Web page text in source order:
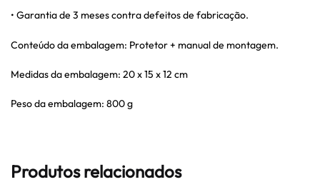
• Garantia de 3 meses contra defeitos de fabricação.
Conteúdo da embalagem: Protetor + manual de montagem.
Medidas da embalagem: 20 x 15 x 12 cm
Peso da embalagem: 800 g
Produtos relacionados